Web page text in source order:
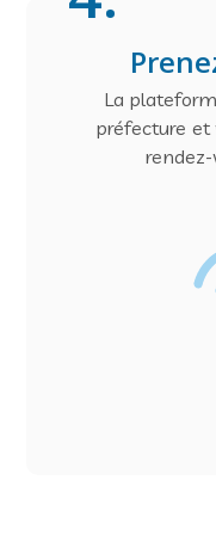
La
préfecture et